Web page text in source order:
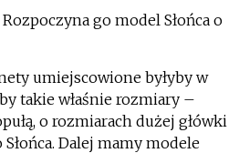
go model Słońca o
umiejscowione byłyby w
takie właśnie rozmiary –
o rozmiarach dużej główki
Dalej mamy modele